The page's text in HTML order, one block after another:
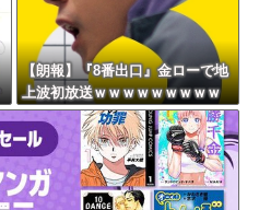
【朗報】『8番出口』金ローで地
上波初放送ｗｗｗｗｗｗｗｗｗ
ｗｗｗｗ